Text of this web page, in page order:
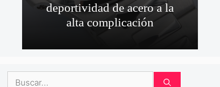
deportividad de acero a la
alta complicación
Buscar: